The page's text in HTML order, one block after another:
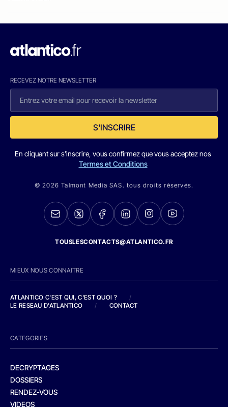
RECEVEZ NOTRE NEWSLETTER
S'INSCRIRE
En cliquant sur s'inscrire, vous confirmez que vous acceptez nos
Termes et Conditions
© 2026 Talmont Media SAS. tous droits réservés.
TOUSLESCONTACTS@ATLANTICO.FR
MIEUX NOUS CONNAITRE
ATLANTICO C'EST QUI, C'EST QUOI ?
/
LE RESEAU D'ATLANTICO
/ CONTACT
CATEGORIES
DECRYPTAGES
DOSSIERS
RENDEZ-VOUS
VIDEOS